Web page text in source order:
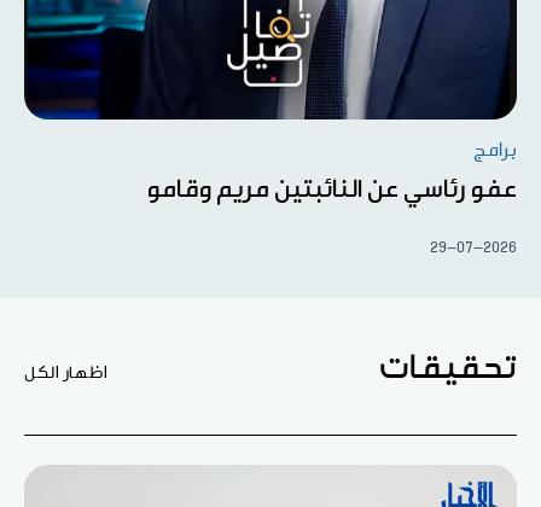
برامج
عفو رئاسي عن النائبتين مريم وقامو
29-07-2026
تحقيقات اظهار الكل